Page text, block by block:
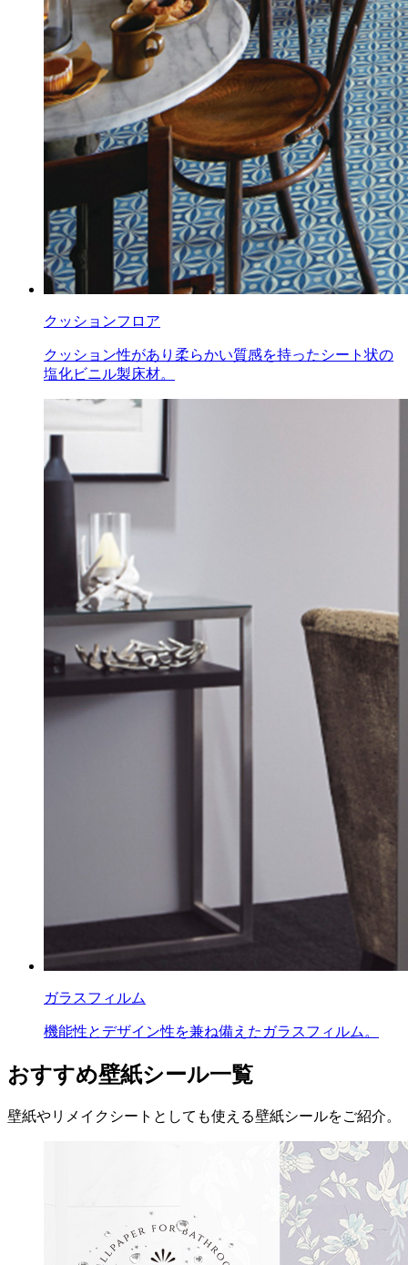
クッションフロア
クッション性があり柔らかい質感を持ったシート状の
塩化ビニル製床材。
ガラスフィルム
機能性とデザイン性を兼ね備えたガラスフィルム。
おすすめ壁紙シール一覧
壁紙やリメイクシートとしても使える壁紙シールをご紹介。